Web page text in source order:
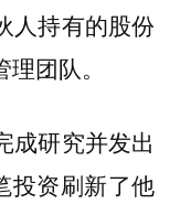
人持有的股份
团队。
成研究并发出
投资刷新了他